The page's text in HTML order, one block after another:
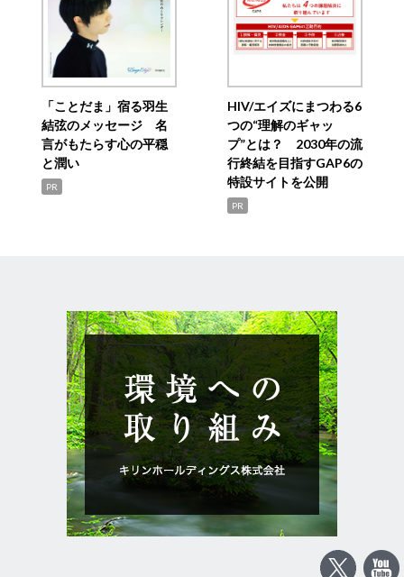
「ことだま」宿る羽生
結弦のメッセージ 名
言がもたらす心の平穏
と潤い
PR
HIV/エイズにまつわる6
つの“理解のギャッ
プ”とは？ 2030年の流
行終結を目指すGAP6の
特設サイトを公開
PR